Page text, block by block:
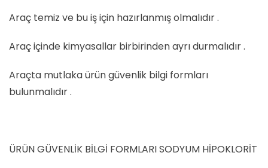
Araç temiz ve bu iş için hazırlanmış olmalıdır .
Araç içinde kimyasallar birbirinden ayrı durmalıdır .
Araçta mutlaka ürün güvenlik bilgi formları
bulunmalıdır .
ÜRÜN GÜVENLİK BİLGİ FORMLARI SODYUM HİPOKLORİT